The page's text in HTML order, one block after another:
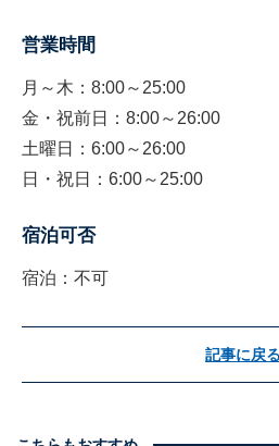
営業時間
月～木：8:00～25:00
金・祝前日：8:00～26:00
土曜日：6:00～26:00
日・祝日：6:00～25:00
宿泊可否
宿泊：不可
記事に戻る